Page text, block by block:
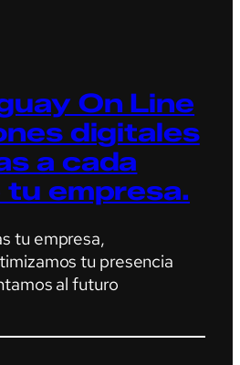
On Line
digitales
a cada
empresa.
tu empresa,
tu presencia
al futuro